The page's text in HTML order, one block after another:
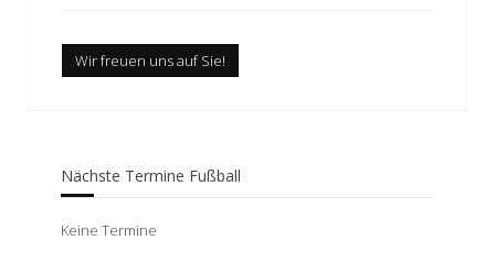
Wir freuen uns auf Sie!
Nächste Termine Fußball
Keine Termine